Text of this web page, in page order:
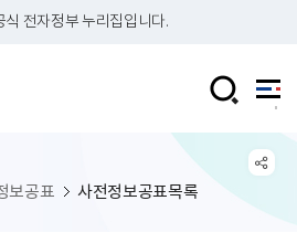
전자정부 누리집입니다.
보공표 사전정보공표목록